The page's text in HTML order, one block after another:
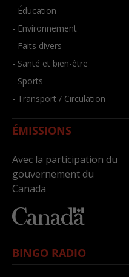
- Éducation
- Environnement
- Faits divers
- Santé et bien-être
- Sports
- Transport / Circulation
ÉMISSIONS
Avec la participation du
gouvernement du
Canada
BINGO RADIO